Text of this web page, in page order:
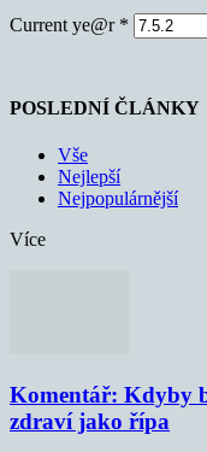
Current ye@r *
POSLEDNÍ ČLÁNKY
Vše
Nejlepší
Nejpopulárnější
Více
Komentář: Kdyby
zdraví jako řípa